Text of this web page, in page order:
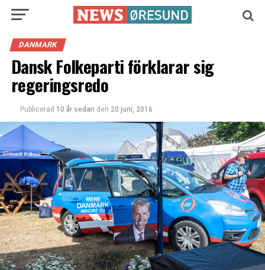
DANMARK
Dansk Folkeparti förklarar sig
regeringsredo
Publicerad 10 år sedan den 20 juni, 2016